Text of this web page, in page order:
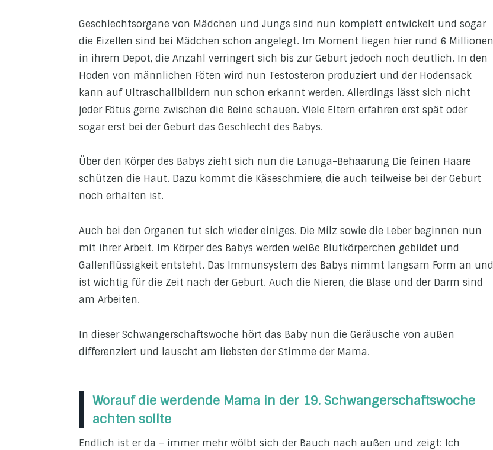
Geschlechtsorgane von Mädchen und Jungs sind nun komplett entwickelt und sogar
die Eizellen sind bei Mädchen schon angelegt. Im Moment liegen hier rund 6 Millionen
in ihrem Depot, die Anzahl verringert sich bis zur Geburt jedoch noch deutlich. In den
Hoden von männlichen Föten wird nun Testosteron produziert und der Hodensack
kann auf Ultraschallbildern nun schon erkannt werden. Allerdings lässt sich nicht
jeder Fötus gerne zwischen die Beine schauen. Viele Eltern erfahren erst spät oder
sogar erst bei der Geburt das Geschlecht des Babys.
Über den Körper des Babys zieht sich nun die Lanuga-Behaarung Die feinen Haare
schützen die Haut. Dazu kommt die Käseschmiere, die auch teilweise bei der Geburt
noch erhalten ist.
Auch bei den Organen tut sich wieder einiges. Die Milz sowie die Leber beginnen nun
mit ihrer Arbeit. Im Körper des Babys werden weiße Blutkörperchen gebildet und
Gallenflüssigkeit entsteht. Das Immunsystem des Babys nimmt langsam Form an und
ist wichtig für die Zeit nach der Geburt. Auch die Nieren, die Blase und der Darm sind
am Arbeiten.
In dieser Schwangerschaftswoche hört das Baby nun die Geräusche von außen
differenziert und lauscht am liebsten der Stimme der Mama.
Worauf die werdende Mama in der 19. Schwangerschaftswoche
achten sollte
Endlich ist er da – immer mehr wölbt sich der Bauch nach außen und zeigt: Ich